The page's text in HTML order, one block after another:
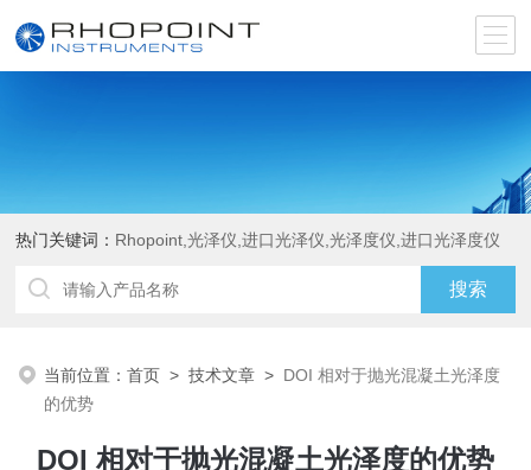
热门关键词： Rhopoint,光泽仪,进口光泽仪,光泽度仪,进口光泽度仪
当前位置：首页 >技术文章 > DOI 相对于抛光混凝土光泽度
的优势
DOI 相对于抛光混凝土光泽度的优势